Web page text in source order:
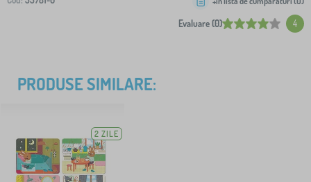
Evaluare (0) 4
PRODUSE SIMILARE:
2 ZILE